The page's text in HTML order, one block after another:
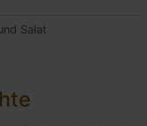
Salat